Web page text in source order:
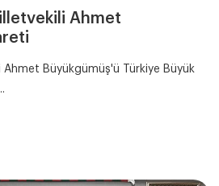
Ahmet
Ahmet Büyükgümüş'ü Türkiye Büyük